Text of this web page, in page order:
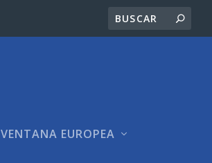
VENTANA EUROPEA